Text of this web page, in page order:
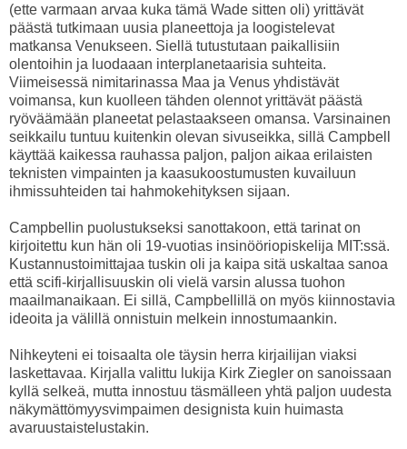
(ette varmaan arvaa kuka tämä Wade sitten oli) yrittävät
päästä tutkimaan uusia planeettoja ja loogistelevat
matkansa Venukseen. Siellä tutustutaan paikallisiin
olentoihin ja luodaaan interplanetaarisia suhteita.
Viimeisessä nimitarinassa Maa ja Venus yhdistävät
voimansa, kun kuolleen tähden olennot yrittävät päästä
ryöväämään planeetat pelastaakseen omansa. Varsinainen
seikkailu tuntuu kuitenkin olevan sivuseikka, sillä Campbell
käyttää kaikessa rauhassa paljon, paljon aikaa erilaisten
teknisten vimpainten ja kaasukoostumusten kuvailuun
ihmissuhteiden tai hahmokehityksen sijaan.
Campbellin puolustukseksi sanottakoon, että tarinat on
kirjoitettu kun hän oli 19-vuotias insinööriopiskelija MIT:ssä.
Kustannustoimittajaa tuskin oli ja kaipa sitä uskaltaa sanoa
että scifi-kirjallisuuskin oli vielä varsin alussa tuohon
maailmanaikaan. Ei sillä, Campbellillä on myös kiinnostavia
ideoita ja välillä onnistuin melkein innostumaankin.
Nihkeyteni ei toisaalta ole täysin herra kirjailijan viaksi
laskettavaa. Kirjalla valittu lukija Kirk Ziegler on sanoissaan
kyllä selkeä, mutta innostuu täsmälleen yhtä paljon uudesta
näkymättömyysvimpaimen designista kuin huimasta
avaruustaistelustakin.